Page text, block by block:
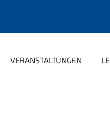
VERANSTALTUNGEN